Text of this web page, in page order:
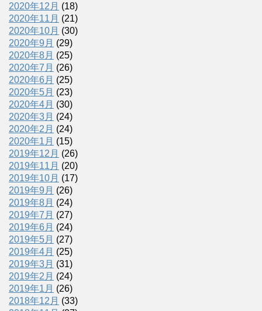
2020年12月 (18)
2020年11月 (21)
2020年10月 (30)
2020年9月 (29)
2020年8月 (25)
2020年7月 (26)
2020年6月 (25)
2020年5月 (23)
2020年4月 (30)
2020年3月 (24)
2020年2月 (24)
2020年1月 (15)
2019年12月 (26)
2019年11月 (20)
2019年10月 (17)
2019年9月 (26)
2019年8月 (24)
2019年7月 (27)
2019年6月 (24)
2019年5月 (27)
2019年4月 (25)
2019年3月 (31)
2019年2月 (24)
2019年1月 (26)
2018年12月 (33)